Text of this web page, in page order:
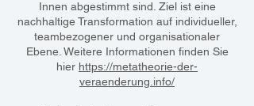
Innen abgestimmt sind. Ziel ist eine
nachhaltige Transformation auf individueller,
teambezogener und organisationaler
Ebene. Weitere Informationen finden Sie
hier https://metatheorie-der-
veraenderung.info/